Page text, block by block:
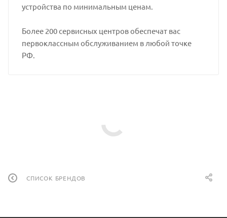
устройства по минимальным ценам.
Более 200 сервисных центров обеспечат вас
первоклассным обслуживанием в любой точке
РФ.
СПИСОК БРЕНДОВ